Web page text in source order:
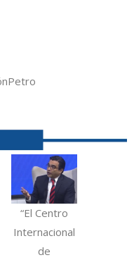
Petro
“El Centro
Internacional
de